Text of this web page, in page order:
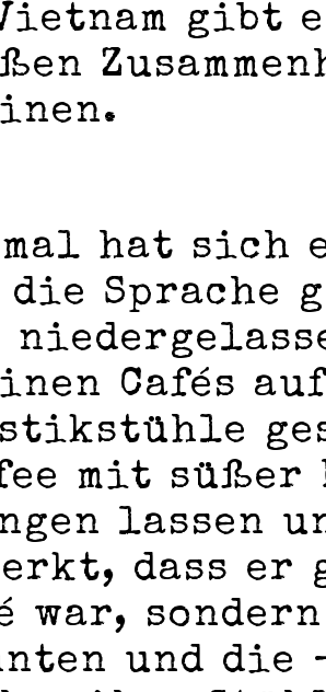
gibt
hat sich
die Sprache
Cafés
mit süßer
lassen
dass
war,
und die